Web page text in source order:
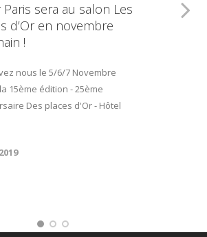
Paris sera au salon Les
d’Or en novembre
!
nous le 5/6/7 Novembre
15ème édition - 25ème
Des places d'Or - Hôtel